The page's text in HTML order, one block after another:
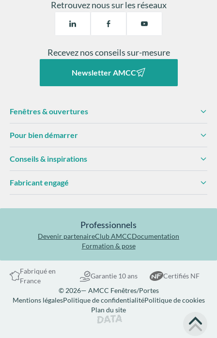
Retrouvez nous sur les réseaux
Recevez nos conseils sur-mesure
Newsletter AMCC
Fenêtres & ouvertures
Pour bien démarrer
Conseils & inspirations
Fabricant engagé
Professionnels
Devenir partenaireClub AMCCDocumentation
Formation & pose
Fabriqué en
France
Garantie 10 ans
Certifiés NF
© 2026— AMCC Fenêtres/Portes
Mentions légalesPolitique de confidentialitéPolitique de cookies
Plan du site
Site réalisé par Data Projekt